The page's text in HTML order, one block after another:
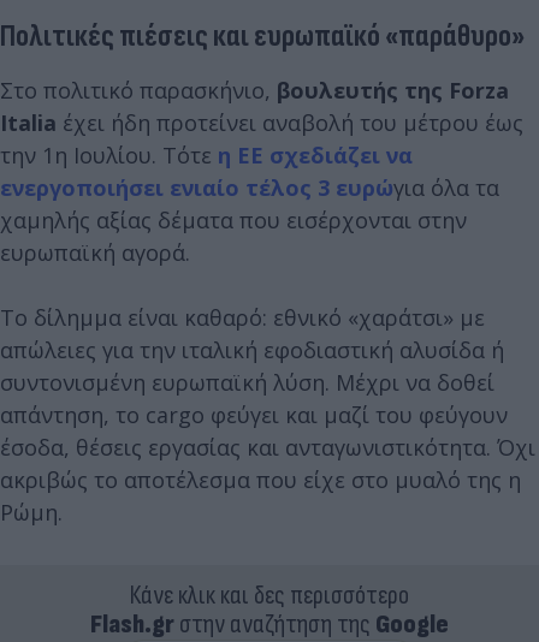
Πολιτικές πιέσεις και ευρωπαϊκό «παράθυρο»
Στο πολιτικό παρασκήνιο, βουλευτής της Forza
Italia έχει ήδη προτείνει αναβολή του μέτρου έως
την 1η Ιουλίου. Τότε η ΕΕ σχεδιάζει να
ενεργοποιήσει ενιαίο τέλος 3 ευρώγια όλα τα
χαμηλής αξίας δέματα που εισέρχονται στην
ευρωπαϊκή αγορά.
Το δίλημμα είναι καθαρό: εθνικό «χαράτσι» με
απώλειες για την ιταλική εφοδιαστική αλυσίδα ή
συντονισμένη ευρωπαϊκή λύση. Μέχρι να δοθεί
απάντηση, το cargo φεύγει και μαζί του φεύγουν
έσοδα, θέσεις εργασίας και ανταγωνιστικότητα. Όχι
ακριβώς το αποτέλεσμα που είχε στο μυαλό της η
Ρώμη.
Κάνε κλικ και δες περισσότερο
Flash.grστην αναζήτηση της Google